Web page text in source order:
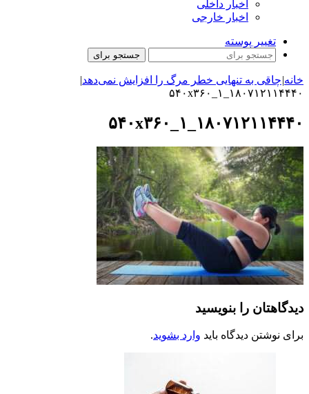
اخبار داخلی
اخبار خارجی
تغییر پوسته
جستجو برای
خانه|چاقی به تنهایی خطر مرگ را افزایش نمی‌دهد|
۱۸۰۷۱۲۱۱۴۴۴۰_۱_۵۴۰x۳۶۰
۱۸۰۷۱۲۱۱۴۴۴۰_۱_۵۴۰x۳۶۰
دیدگاهتان را بنویسید
برای نوشتن دیدگاه باید وارد بشوید.